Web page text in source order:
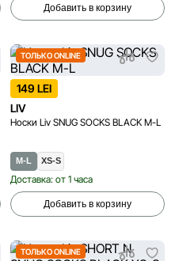
Добавить в корзину
ТОЛЬКО ONLINE
149 LEI
LIV
Носки Liv SNUG SOCKS BLACK M-L
M-L XS-S
Доставка: от 1 часа
Добавить в корзину
ТОЛЬКО ONLINE